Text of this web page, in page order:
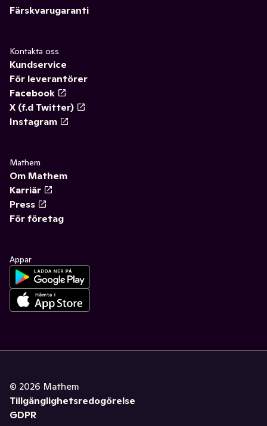
Färskvarugaranti
Kontakta oss
Kundservice
För leverantörer
Facebook
X (f.d Twitter)
Instagram
Mathem
Om Mathem
Karriär
Press
För företag
Appar
© 2026 Mathem
Tillgänglighetsredogörelse
GDPR